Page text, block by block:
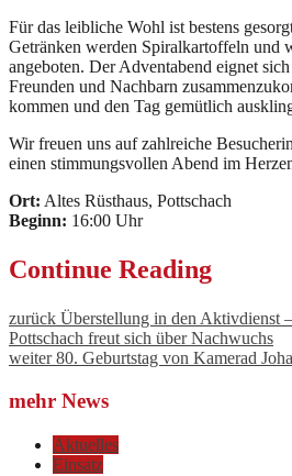
Für das leibliche Wohl ist bestens
Getränken werden Spiralkartoffeln und
angeboten. Der Adventabend eignet
Freunden und Nachbarn
kommen und den Tag gemütlich
Wir freuen uns auf zahlreiche
einen stimmungsvollen Abend im
Ort: Altes Rüsthaus, Pottschach
Beginn: 16:00 Uhr
Continue Reading
zurück Überstellung in den Aktivdienst
Pottschach freut sich über Nachwuchs
weiter80. Geburtstag von Kamerad
mehr News
Aktuelles
Einsatz